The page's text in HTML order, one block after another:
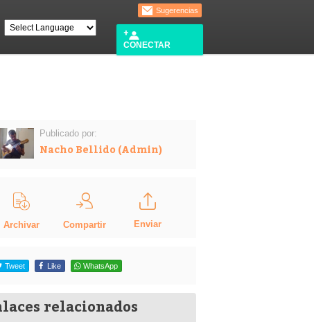
Sugerencias
CONECTAR
Publicado por:
Nacho Bellido (Admin)
Archivar Compartir Enviar
Tweet Like WhatsApp
relacionados